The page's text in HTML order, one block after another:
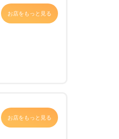
お店をもっと見る
お店をもっと見る